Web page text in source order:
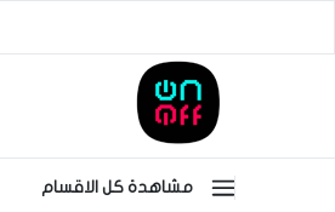
مشاهدة كل الاقسام